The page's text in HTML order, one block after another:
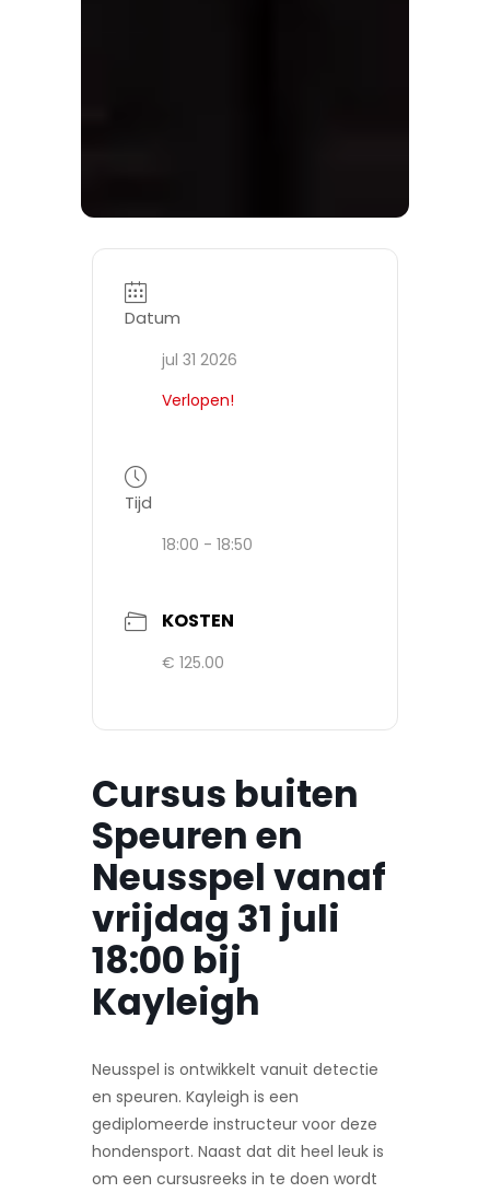
Datum
jul 31 2026
Verlopen!
Tijd
18:00 - 18:50
KOSTEN
€ 125.00
Cursus buiten
Speuren en
Neusspel vanaf
vrijdag 31 juli
18:00 bij
Kayleigh
Neusspel is ontwikkelt vanuit detectie
en speuren. Kayleigh is een
gediplomeerde instructeur voor deze
hondensport. Naast dat dit heel leuk is
om een cursusreeks in te doen wordt